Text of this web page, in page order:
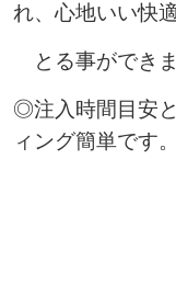
れ、心地いい快
とる事ができま
◎注入時間目安
ィング簡単です。